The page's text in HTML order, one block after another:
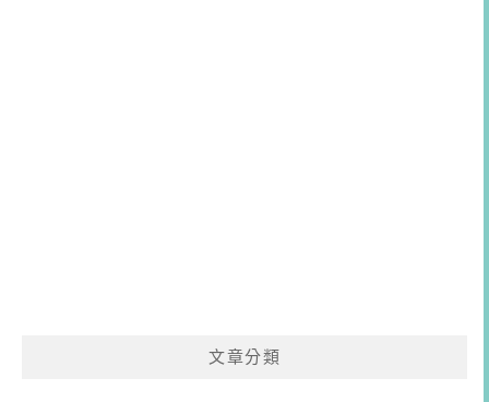
文章分類